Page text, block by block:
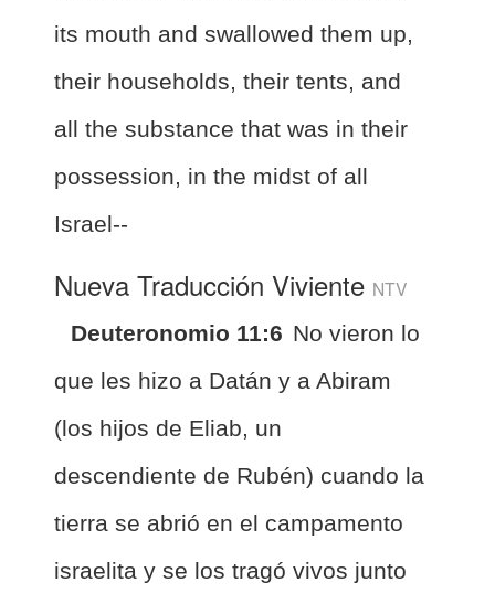
its mouth and swallowed them up,
their households, their tents, and
all the substance that was in their
possession, in the midst of all
Israel--
Nueva Traducción Viviente NTV
Deuteronomio 11:6 No vieron lo
que les hizo a Datán y a Abiram
(los hijos de Eliab, un
descendiente de Rubén) cuando la
tierra se abrió en el campamento
israelita y se los tragó vivos junto